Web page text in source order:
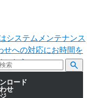
システムメンテナンス
せへの対応にお時間を
こちら。
ロード
せ